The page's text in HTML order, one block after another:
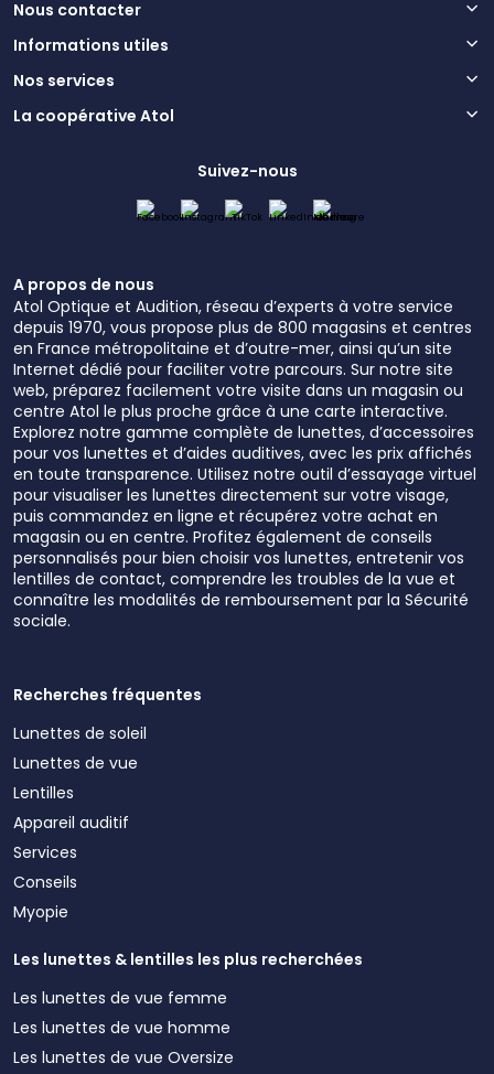
Nous contacter
Informations utiles
Nos services
La coopérative Atol
Suivez-nous
A propos de nous
Atol Optique et Audition, réseau d’experts à votre service
depuis 1970, vous propose plus de 800 magasins et centres
en France métropolitaine et d’outre-mer, ainsi qu’un site
Internet dédié pour faciliter votre parcours. Sur notre site
web, préparez facilement votre visite dans un magasin ou
centre Atol le plus proche grâce à une carte interactive.
Explorez notre gamme complète de lunettes, d’accessoires
pour vos lunettes et d’aides auditives, avec les prix affichés
en toute transparence. Utilisez notre outil d’essayage virtuel
pour visualiser les lunettes directement sur votre visage,
puis commandez en ligne et récupérez votre achat en
magasin ou en centre. Profitez également de conseils
personnalisés pour bien choisir vos lunettes, entretenir vos
lentilles de contact, comprendre les troubles de la vue et
connaître les modalités de remboursement par la Sécurité
sociale.
Recherches fréquentes
Lunettes de soleil
Lunettes de vue
Lentilles
Appareil auditif
Services
Conseils
Myopie
Les lunettes & lentilles les plus recherchées
Les lunettes de vue femme
Les lunettes de vue homme
Les lunettes de vue Oversize